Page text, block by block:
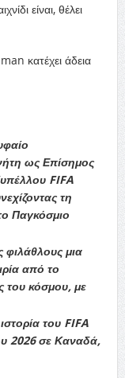
είναι, θέλει
κατέχει άδεια
ως Επίσημος
FIFA
τη
Παγκόσμιο
μια
από το
του κόσμου, με
του FIFA
2026 σε Καναδά,